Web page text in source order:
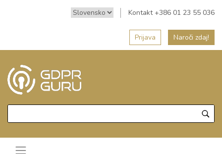
Kontakt +386 01 23 55 036
Prijava Naroči zdaj!